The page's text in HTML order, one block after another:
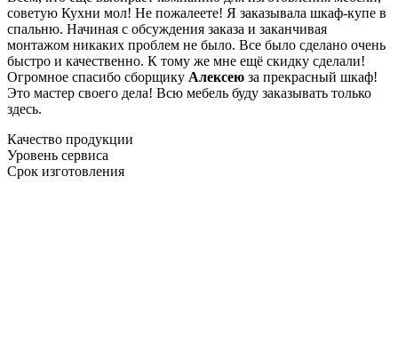
советую Кухни мол! Не пожалеете! Я заказывала шкаф-купе в
спальню. Начиная с обсуждения заказа и заканчивая
монтажом никаких проблем не было. Все было сделано очень
быстро и качественно. К тому же мне ещё скидку сделали!
Огромное спасибо сборщику Алексею за прекрасный шкаф!
Это мастер своего дела! Всю мебель буду заказывать только
здесь.
Качество продукции
Уровень сервиса
Срок изготовления